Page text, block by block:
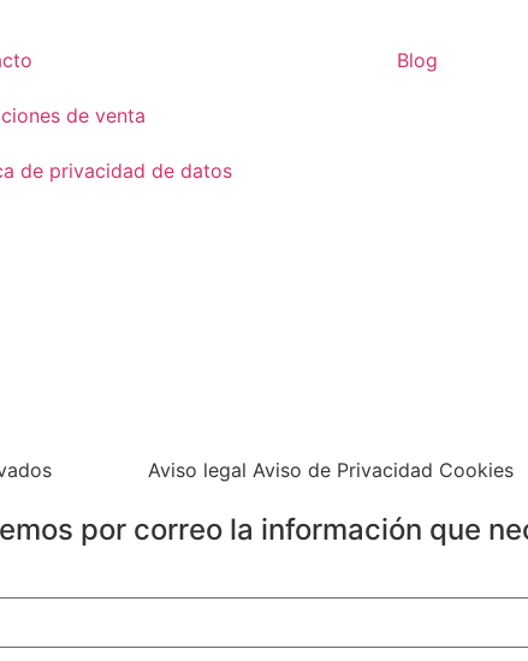
de venta
de privacidad de datos
Blog
Aviso legal Aviso de Privacidad Cookies
por correo la información que